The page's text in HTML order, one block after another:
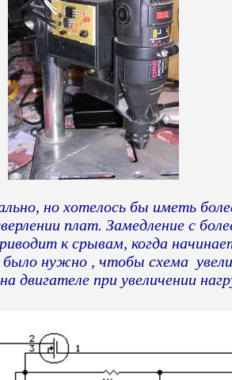
но хотелось бы иметь
плат. Замедление с
ксрывам, когда
было нужно , чтобы схема
двигателе при увеличении